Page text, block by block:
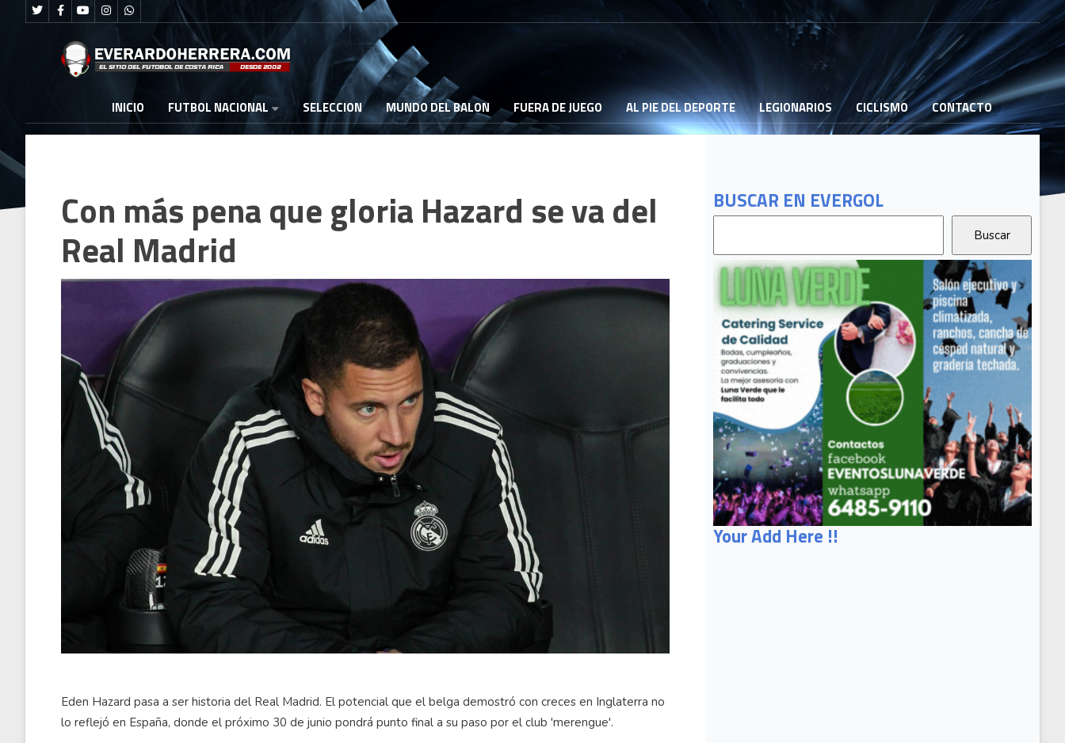
INICIO FUTBOL NACIONAL SELECCION MUNDO DEL BALON FUERA DE JUEGO AL PIE DEL DEPORTE LEGIONARIOS CICLISMO CONTACTO
BUSCAR EN EVERGOL
Your Add Here !!
Con más pena que gloria Hazard se va del
Real Madrid
Eden Hazard pasa a ser historia del Real Madrid. El potencial que el belga demostró con creces en Inglaterra no
lo reflejó en España, donde el próximo 30 de junio pondrá punto final a su paso por el club 'merengue'.